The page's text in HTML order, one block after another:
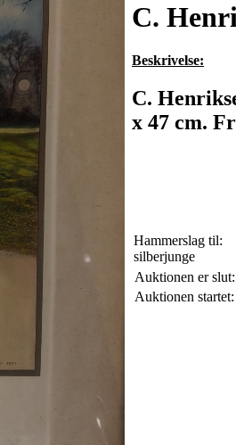
C.
Beskrivelse:
C.
x 47 cm.
Hammerslag til:
silberjunge
Auktionen er slut:
Auktionen startet: